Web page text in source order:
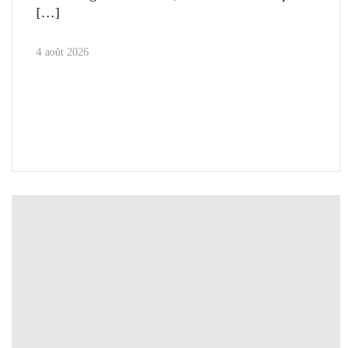
4 août 2026